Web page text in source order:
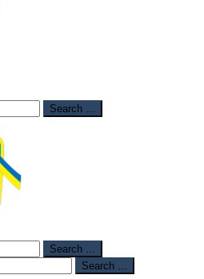
Search …
Search …
Search …